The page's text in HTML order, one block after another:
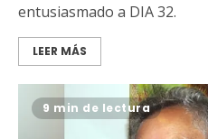
entusiasmado a DIA 32.
LEER MÁS
9 min de lectura